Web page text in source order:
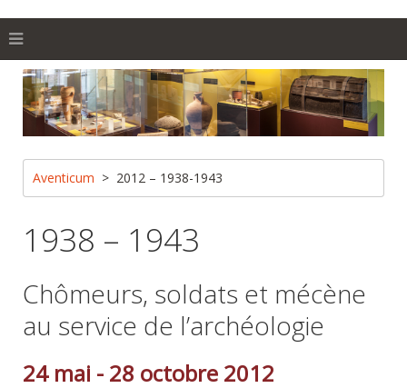
Aventicum 2012 – 1938-1943
1938 – 1943
Chômeurs, soldats et mécène
au service de l’archéologie
24 mai - 28 octobre 2012